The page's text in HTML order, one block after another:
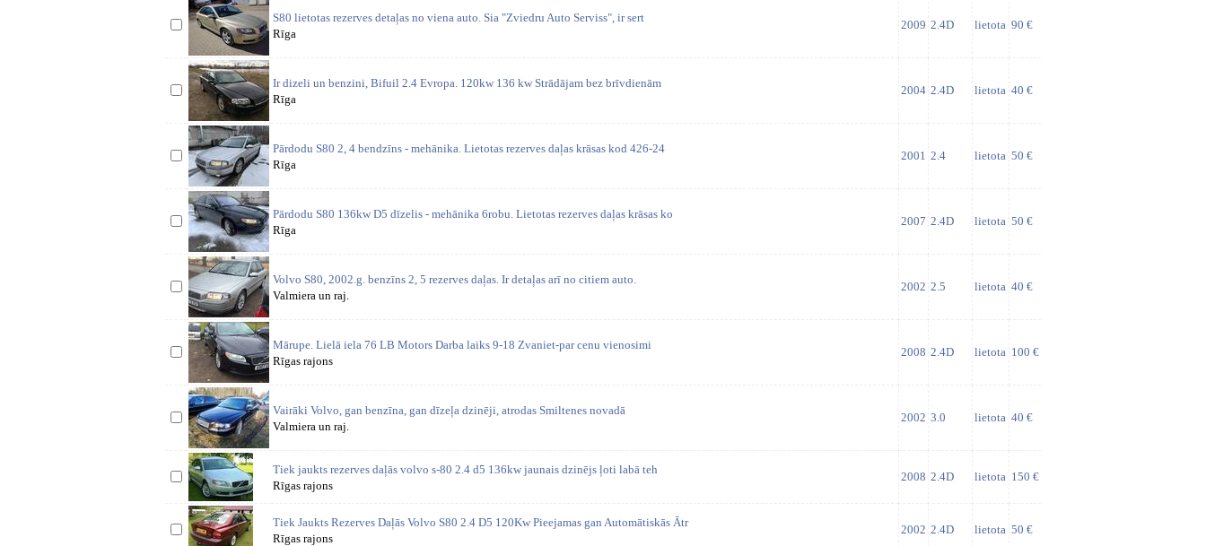
S80 lietotas rezerves detaļas no viena auto. Sia "Zviedru Auto Serviss", ir sert
Rīga
2009 2.4D lietota 90 €
Ir dizeli un benzini, Bifuil 2.4 Evropa. 120kw 136 kw Strādājam bez brīvdienām
Rīga
2004 2.4D lietota 40 €
Pārdodu S80 2, 4 bendzīns - mehānika. Lietotas rezerves daļas krāsas kod 426-24
Rīga
2001 2.4 lietota 50 €
Pārdodu S80 136kw D5 dīzelis - mehānika 6robu. Lietotas rezerves daļas krāsas ko
Rīga
2007 2.4D lietota 50 €
Volvo S80, 2002.g. benzīns 2, 5 rezerves daļas. Ir detaļas arī no citiem auto.
Valmiera un raj.
2002 2.5 lietota 40 €
Mārupe. Lielā iela 76 LB Motors Darba laiks 9-18 Zvaniet-par cenu vienosimi
Rīgas rajons
2008 2.4D lietota 100 €
Vairāki Volvo, gan benzīna, gan dīzeļa dzinēji, atrodas Smiltenes novadā
Valmiera un raj.
2002 3.0 lietota 40 €
Tiek jaukts rezerves daļās volvo s-80 2.4 d5 136kw jaunais dzinējs ļoti labā teh
Rīgas rajons
2008 2.4D lietota 150 €
Tiek Jaukts Rezerves Daļās Volvo S80 2.4 D5 120Kw Pieejamas gan Automātiskās Ātr
Rīgas rajons
2002 2.4D lietota 50 €